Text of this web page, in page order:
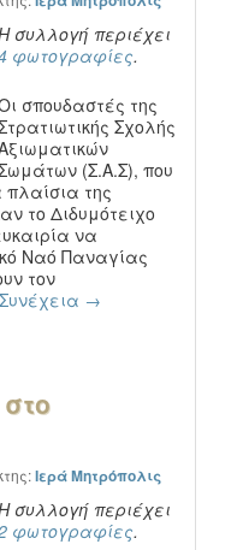
συλλογή περιέχει
φωτογραφίες.
σπουδαστές της
Σχολής
(Σ.Α.Σ), που
της
το Διδυμότειχο
να
Ναό Παναγίας
τον
Συνέχεια →
Ιερά Μητρόπολις
συλλογή περιέχει
φωτογραφίες.